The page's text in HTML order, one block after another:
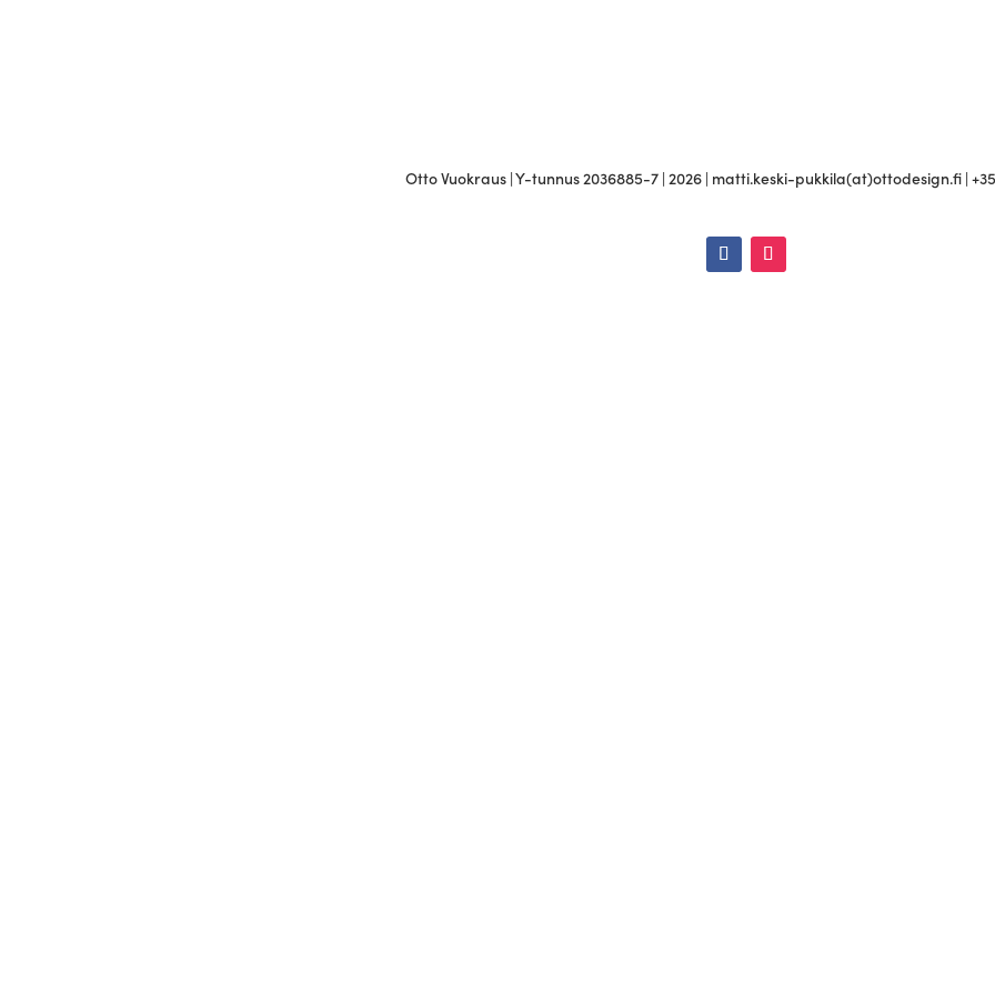
Otto Vuokraus | Y-tunnus 2036885-7 | 2026 | matti.keski-pukkila(at)ottodesign.fi |